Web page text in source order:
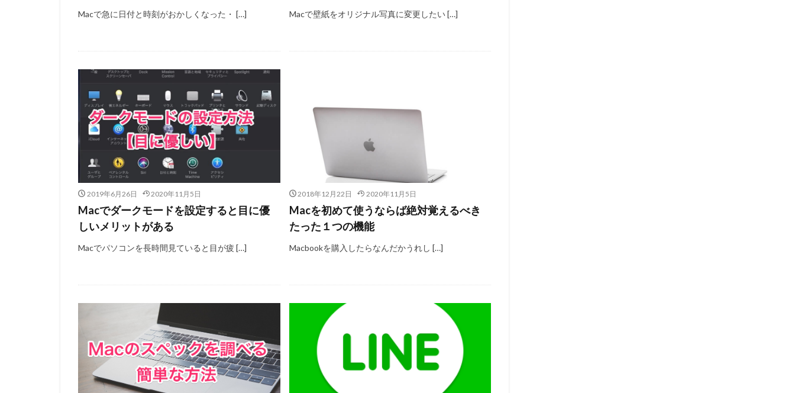
Macで急に日付と時刻がおかしくなった・ […] Macで壁紙をオリジナル写真に変更したい […]
2019年6月26日 2020年11月5日
Macでダークモードを設定すると目に優
しいメリットがある
Macでパソコンを長時間見ていると目が疲 […]
2018年12月22日 2020年11月5日
Macを初めて使うならば絶対覚えるべき
たった１つの機能
Macbookを購入したらなんだかうれし […]